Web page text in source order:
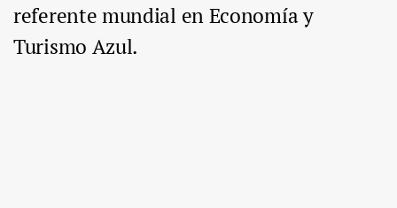
referente mundial en Economía y
Turismo Azul.